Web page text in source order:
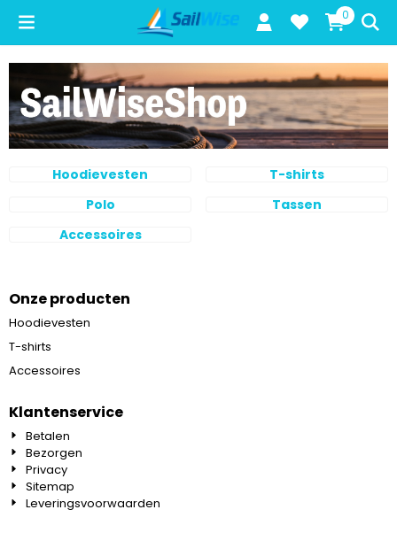
Cookievoorkeuren zijn beschikbaar. Kies instellingen of sta alle
0
Hoodievesten
T-shirts
Polo
Tassen
Accessoires
Onze producten
Hoodievesten
T-shirts
Accessoires
Klantenservice
Betalen
Bezorgen
Privacy
Sitemap
Leveringsvoorwaarden